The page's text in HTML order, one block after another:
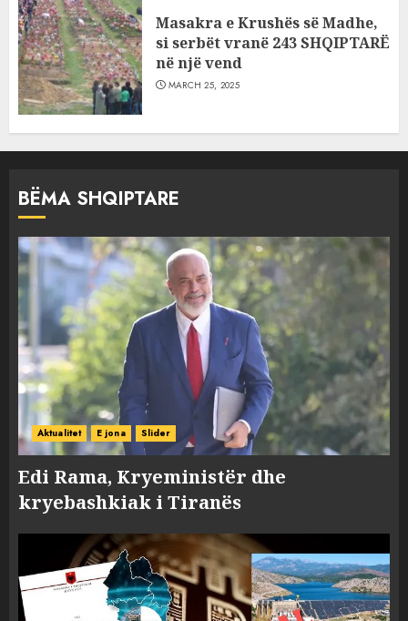
Masakra e Krushës së Madhe,
si serbët vranë 243 SHQIPTARË
në një vend
MARCH 25, 2025
BËMA SHQIPTARE
Aktualitet E jona Slider
Edi Rama, Kryeministër dhe
kryebashkiak i Tiranës